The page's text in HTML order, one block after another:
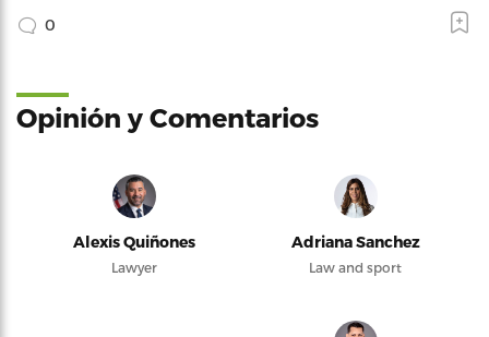
0
Opinión y Comentarios
Alexis Quiñones
Lawyer
Adriana Sanchez
Law and sport